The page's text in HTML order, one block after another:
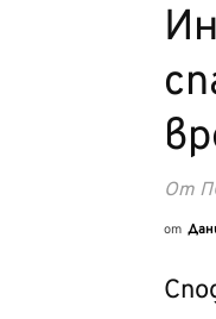
От
от